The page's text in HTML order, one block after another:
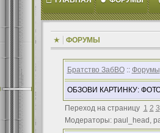
ФОРУМЫ
Братство ЗабВО:: Форумы
ОБЗОВИ КАРТИНКУ:
Переход на страницу 1 2 3
Модераторы: paul_head,